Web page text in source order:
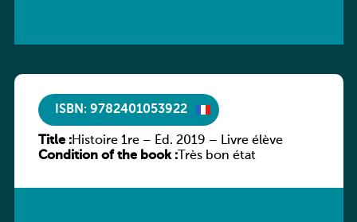
ISBN: 9782401053922
Title :Histoire 1re – Éd. 2019 – Livre élève
Condition of the book :Très bon état